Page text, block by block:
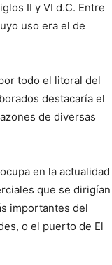
II y VI d.C. Entre
uso era el de
todo el litoral del
destacaría el
de diversas
en la actualidad
que se dirigían
importantes del
o el puerto de El